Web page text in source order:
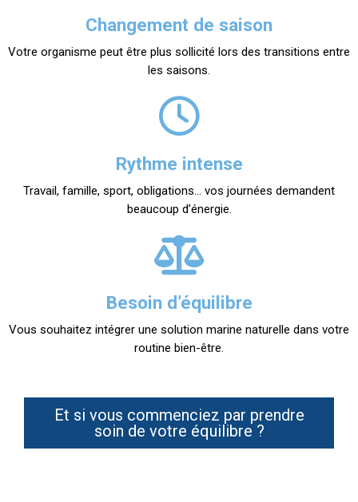
Changement de saison
Votre organisme peut être plus sollicité lors des transitions entre
les saisons.
Rythme intense
Travail, famille, sport, obligations… vos journées demandent
beaucoup d’énergie.
Besoin d’équilibre
Vous souhaitez intégrer une solution marine naturelle dans votre
routine bien-être.
Et si vous commenciez par prendre
soin de votre équilibre ?